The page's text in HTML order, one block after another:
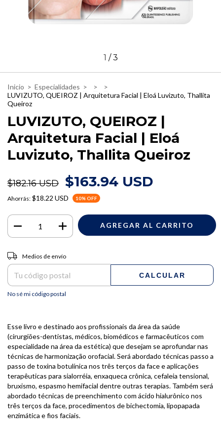
1 /3
Inicio > Especialidades > >
>
LUVIZUTO, QUEIROZ | Arquitetura Facial | Eloá Luvizuto, Thallita
Queiroz
LUVIZUTO, QUEIROZ |
Arquitetura Facial | Eloá
Luvizuto, Thallita Queiroz
$182.16 USD $163.94 USD
Ahorrás: $18.22 USD 10% OFF
Entregas para el CP:
Medios de envío
CALCULAR
No sé mi código postal
Esse livro e destinado aos profissionais da área da saúde
(cirurgiões-dentistas, médicos, biomédicos e farmacêuticos com
especialidade na área da estética) que desejam se aprofundar nas
técnicas de harmonização orofacial. Será abordado técnicas passo a
passo de toxina botulínica nos três terços da face e aplicações
terapêuticas para sialorréia, enxaqueca crônica, cefaleia tensional,
bruxismo, espasmo hemifacial dentre outras terapias. Também será
abordado técnicas de preenchimento com ácido hialurônico nos
três terços da face, procedimentos de bichectomia, lipopapada
enzimática e fios faciais.